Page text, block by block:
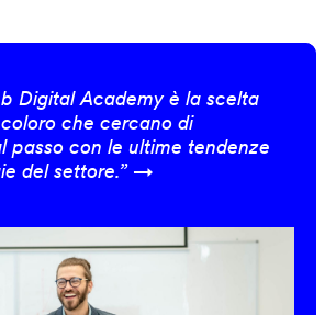
Digital Academy è la scelta
che cercano di
passo con le ultime tendenze
del settore.” →